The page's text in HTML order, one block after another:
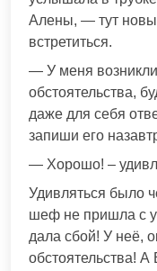
Алены, — тут
встретиться.
— У меня
обстоятельства,
даже для себя
запиши его
— Хорошо! –
Удивляться было
шеф не пришла с
дала сбой! У неё,
обстоятельства!